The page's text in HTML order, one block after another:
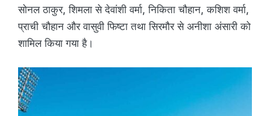
सोनल ठाकुर, शिमला से देवांशी वर्मा, निकिता चौहान, कशिश वर्मा,
प्राची चौहान और वासुवी फिष्टा तथा सिरमौर से अनीशा अंसारी को
शामिल किया गया है।